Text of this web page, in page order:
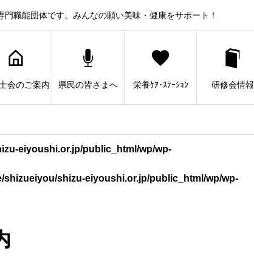
職能団体です。みんなの願い美味・健康をサポート！
会のご案内 県民の皆さまへ 栄養ｹｱ･ｽﾃｰｼｮﾝ 研修会情報
eiyoushi.or.jp/public_html/wp/wp-
shizueiyou/shizu-eiyoushi.or.jp/public_html/wp/wp-